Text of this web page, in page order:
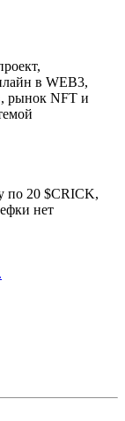
в WEB3,
рынок NFT и
по 20 $CRICK,
нет